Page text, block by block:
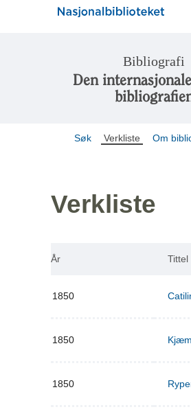
Bibliografi
Den
Søk Verkliste Om
Verkliste
År Tittel
1850
1850
1850